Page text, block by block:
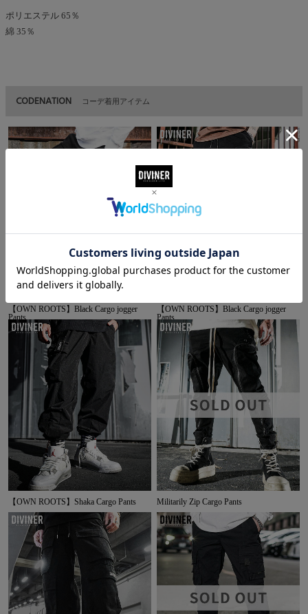
ポリエステル 65％
綿 35％
CODENATION コーデ着用アイテム
【OWN ROOTS】Black Cargo jogger
Pants
【OWN ROOTS】Black Cargo jogger
Pants
【OWN ROOTS】Shaka Cargo Pants Militarily Zip Cargo Pants